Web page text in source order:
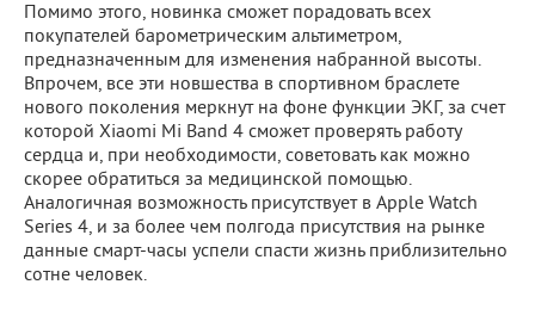
Помимо этого, новинка сможет порадовать всех
покупателей барометрическим альтиметром,
предназначенным для изменения набранной высоты.
Впрочем, все эти новшества в спортивном браслете
нового поколения меркнут на фоне функции ЭКГ, за счет
которой Xiaomi Mi Band 4 сможет проверять работу
сердца и, при необходимости, советовать как можно
скорее обратиться за медицинской помощью.
Аналогичная возможность присутствует в Apple Watch
Series 4, и за более чем полгода присутствия на рынке
данные смарт-часы успели спасти жизнь приблизительно
сотне человек.